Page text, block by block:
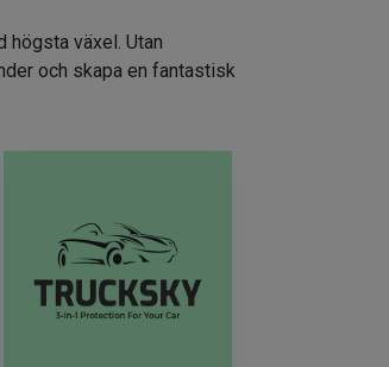
högsta växel. Utan
och skapa en fantastisk